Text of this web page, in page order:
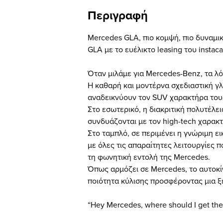
Περιγραφή
Mercedes GLA, πιο κομψή, πιο
GLA με το ευέλικτο leasing του
Όταν μιλάμε για Mercedes-Benz, τα
Η καθαρή και μοντέρνα σχεδιαστική
αναδεικνύουν τον SUV χαρακτήρα
Στο εσωτερικό, η διακριτική
συνδυάζονται με τον high-tech
Στο ταμπλό, σε περιμένει η γνώριμη
με όλες τις απαραίτητες λειτουργίες
τη φωνητική εντολή της Mercedes.
Όπως αρμόζει σε Mercedes, το
ποιότητα κύλισης προσφέροντας μια
“Hey Mercedes, where should I get